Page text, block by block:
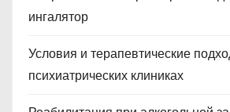
ингалятор
Условия и терапевтические
психиатрических клиниках